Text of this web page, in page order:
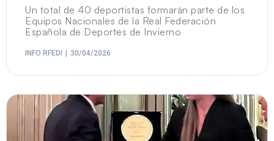
Un total de 40 deportistas formarán parte de los
Equipos Nacionales de la Real Federación
Española de Deportes de Invierno
INFO RFEDI 30/04/2026